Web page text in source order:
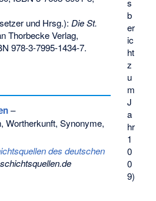
b
er
ic
ht
z
u
m
J
a
hr
1
0
0
9)
und Hrsg.): Die St.
Thorbecke Verlag,
978-3-7995-1434-7.
–
Wortherkunft, Synonyme,
des deutschen